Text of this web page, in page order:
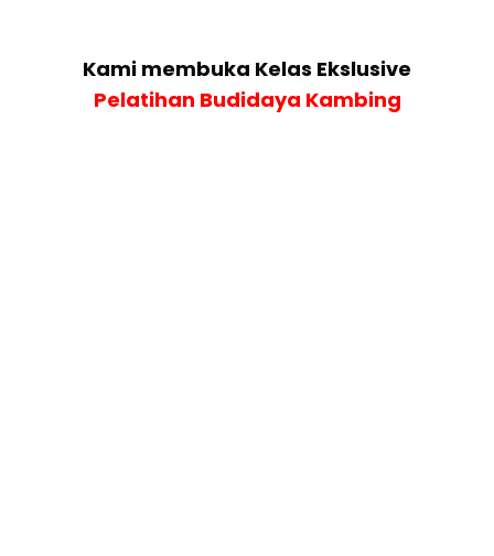
Kami membuka Kelas Ekslusive
Pelatihan Budidaya Kambing